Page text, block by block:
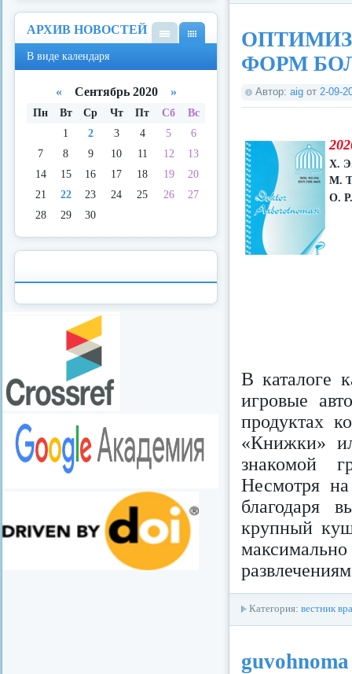
ФОРМ
Автор: aig от 2-09-
Х.
М.
О.
В каталоге
игровые
продуктах
«Книжки»
знакомой
Несмотря
благодаря
крупный
Категория: вестник
guvohnoma
АРХИВ НОВОСТЕЙ
ка
В виде календаря
«Сентябрь 2020 »
Пн Вт Ср Чт Пт Сб
Вс
1
2 3 4 5
6
7
8 9 10 11 12
13
14
15 16 17 18 19
20
21
22 23 24 25 26
27
28
29 30